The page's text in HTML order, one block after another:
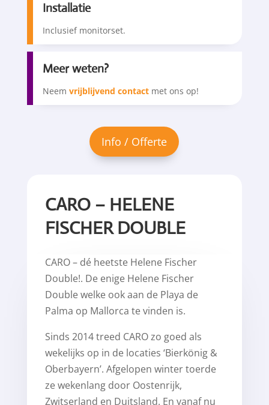
Installatie
Inclusief monitorset.
Meer weten?
Neem vrijblijvend contactmet ons op!
CARO – HELENE
FISCHER DOUBLE
CARO – dé heetste Helene Fischer
Double!. De enige Helene Fischer
Double welke ook aan de Playa de
Palma op Mallorca te vinden is.
Sinds 2014 treed CARO zo goed als
wekelijks op in de locaties ‘Bierkönig &
Oberbayern’. Afgelopen winter toerde
ze wekenlang door Oostenrijk,
Zwitserland en Duitsland. En vanaf nu